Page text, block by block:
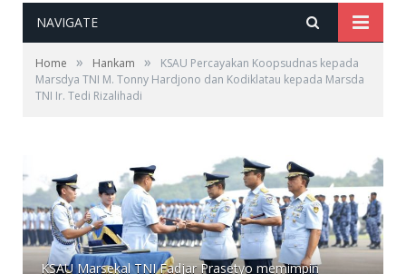
NAVIGATE
Home » Hankam »
KSAU Percayakan Koopsudnas kepada
Marsdya TNI M. Tonny Hardjono dan Kodiklatau kepada Marsda
TNI Ir. Tedi Rizalihadi
KSAU Marsekal TNI Fadjar Prasetyo memimpin